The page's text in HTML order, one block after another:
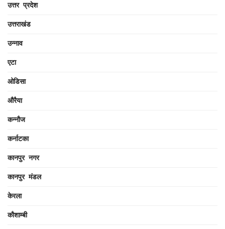
उत्तर प्रदेश
उत्तराखंड
उन्नाव
एटा
ओडिसा
औरैया
कन्नौज
कर्नाटका
कानपुर नगर
कानपुर मंडल
केरला
कौशाम्बी